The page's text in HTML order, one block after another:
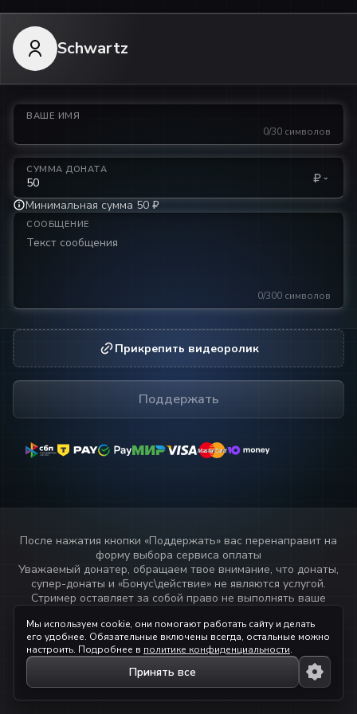
Schwartz
ВАШЕ ИМЯ
0/30 символов
СУММА ДОНАТА ₽
Минимальная сумма 50 ₽
СООБЩЕНИЕ
0/300 символов
Прикрепить видеоролик
Поддержать
MasterCard
MasterCard
После нажатия кнопки «Поддержать» вас перенаправит на
форму выбора сервиса оплаты
Уважаемый донатер, обращаем твое внимание, что донаты,
супер-донаты и «Бонус\действие» не являются услугой.
Стример оставляет за собой право не выполнять ваше
данный сервис.
Прочитайправила стримера!
© 2023 — 2026 ihaqdonate.com
Мы используем cookie, они помогают работать сайту и делать
его удобнее. Обязательные включены всегда, остальные можно
настроить. Подробнее в политике конфиденциальности.
Принять все